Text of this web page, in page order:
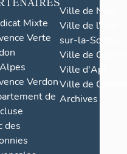
Mixte
Verte
Verdon
de
des
Ville de Nice
Ville de l'Isle-
sur-la-Sorgue
Ville de Grasse
Ville d'Apt
Ville de
Archives